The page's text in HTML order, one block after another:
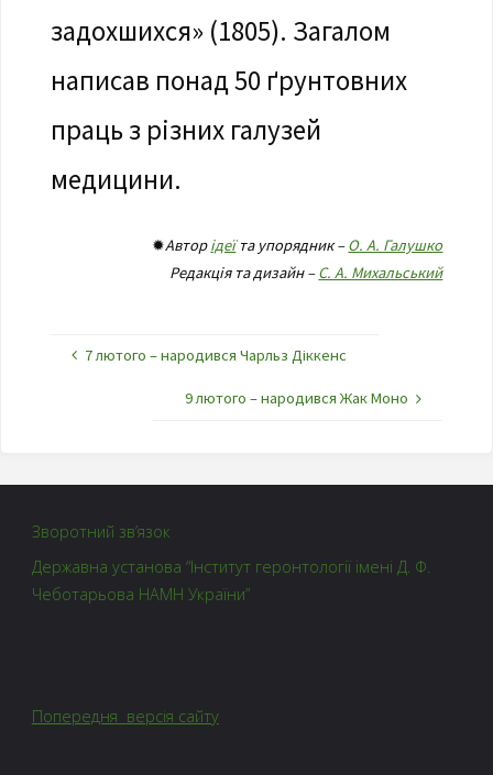
задохшихся» (1805). Загалом
написав понад 50 ґрунтовних
праць з різних галузей
медицини.
✹Авторідеїта упорядник –О. А. Галушко
Редакція та дизайн –С. А. Михальський
7 лютого – народився Чарльз Діккенс
9 лютого – народився Жак Моно
Зворотний зв’язок
Державна установа “Інститут геронтології імені Д. Ф.
Чеботарьова НАМН України”
Попередня версія сайту